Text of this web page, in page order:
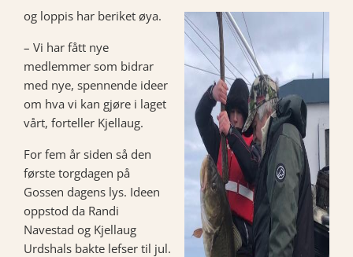
og loppis har beriket øya.
– Vi har fått nye
medlemmer som bidrar
med nye, spennende ideer
om hva vi kan gjøre i laget
vårt, forteller Kjellaug.
For fem år siden så den
første torgdagen på
Gossen dagens lys. Ideen
oppstod da Randi
Navestad og Kjellaug
Urdshals bakte lefser til jul.